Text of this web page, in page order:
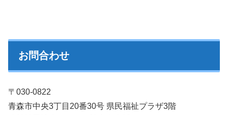
お問合わせ
〒030-0822
青森市中央3丁目20番30号 県民福祉プラザ3階